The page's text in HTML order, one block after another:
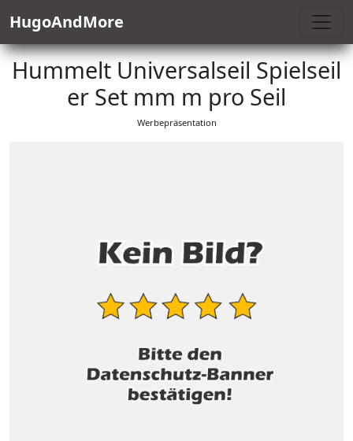
HugoAndMore
Hummelt Universalseil Spielseil
er Set mm m pro Seil
Werbepräsentation